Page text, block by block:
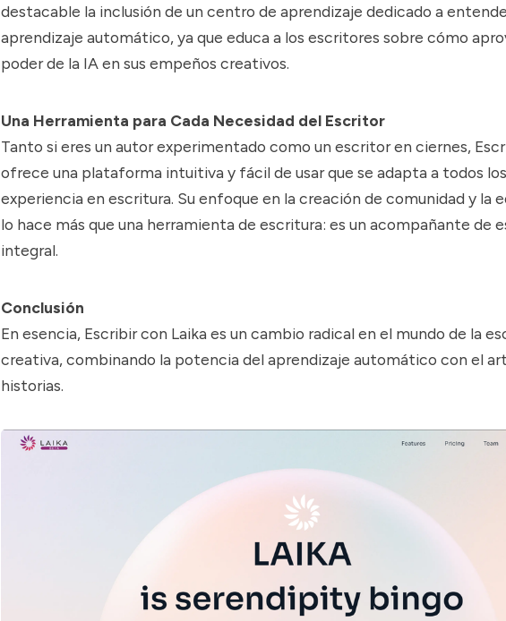
destacable la inclusión de un centro de aprendizaje dedicado a
aprendizaje automático, ya que educa a los escritores sobre cómo
poder de la IA en sus empeños creativos.
Una Herramienta para Cada Necesidad del Escritor
Tanto si eres un autor experimentado como un escritor en ciernes,
ofrece una plataforma intuitiva y fácil de usar que se adapta a todos
experiencia en escritura. Su enfoque en la creación de comunidad y la
lo hace más que una herramienta de escritura: es un acompañante de
integral.
Conclusión
En esencia, Escribir con Laika es un cambio radical en el mundo de la
creativa, combinando la potencia del aprendizaje automático con el
historias.